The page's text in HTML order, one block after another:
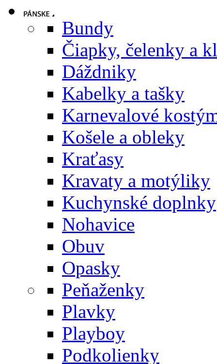
Bundy
Čiapky, čelenky a
Dáždniky
Kabelky a tašky
Karnevalové
Košele a obleky
Kraťasy
Kravaty a motýliky
Kuchynské doplnky
Nohavice
Obuv
Opasky
Peňaženky
Plavky
Playboy
Podkolienky